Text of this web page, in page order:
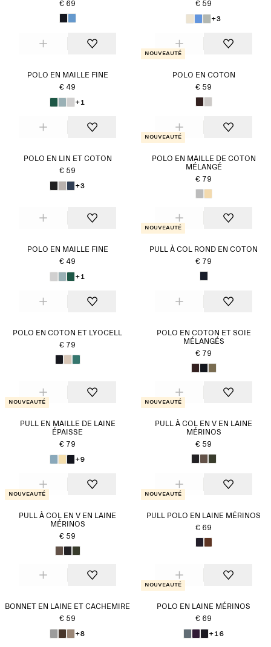
€ 69 € 59
+3
POLO EN MAILLE FINE
€ 49
+1
Nouveauté
POLO EN COTON
€ 59
POLO EN LIN ET COTON
€ 59
+3
Nouveauté
POLO EN MAILLE DE COTON
MÉLANGÉ
€ 79
POLO EN MAILLE FINE
€ 49
+1
Nouveauté
PULL À COL ROND EN COTON
€ 79
POLO EN COTON ET LYOCELL
€ 79
POLO EN COTON ET SOIE
MÉLANGÉS
€ 79
Nouveauté
PULL EN MAILLE DE LAINE
ÉPAISSE
€ 79
+9
Nouveauté
PULL À COL EN V EN LAINE
MÉRINOS
€ 59
Nouveauté
PULL À COL EN V EN LAINE
MÉRINOS
€ 59
Nouveauté
PULL POLO EN LAINE MÉRINOS
€ 69
BONNET EN LAINE ET CACHEMIRE
€ 59
+8
Nouveauté
POLO EN LAINE MÉRINOS
€ 69
+16